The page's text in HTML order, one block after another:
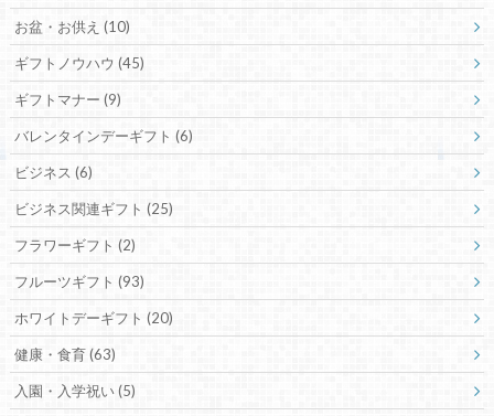
お盆・お供え (10)
ギフトノウハウ (45)
ギフトマナー (9)
バレンタインデーギフト (6)
ビジネス (6)
ビジネス関連ギフト (25)
フラワーギフト (2)
フルーツギフト (93)
ホワイトデーギフト (20)
健康・食育(63)
入園・入学祝い(5)